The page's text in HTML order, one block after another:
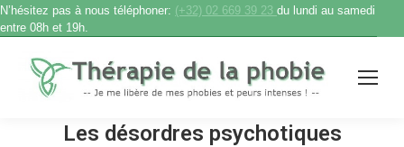
N’hésitez pas à nous téléphoner: (+32) 02 669 39 23 du lundi au samedi
entre 08h et 19h.
Les désordres psychotiques